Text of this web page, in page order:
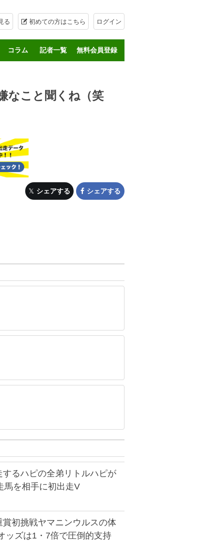
る 初めての方はこちら ログイン
コラム 記者一覧 無料会員登録
なこと聞くね（笑
シェアする シェアする
るハピの全弟リトルハピが
馬を相手に初出走V
賞初挑戦ヤマニンウルスの体
ッズは1・7倍で圧倒的支持